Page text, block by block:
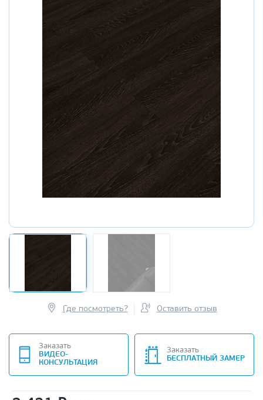
Где посмотреть? Оставить отзыв
Заказать
ВИДЕО-
КОНСУЛЬТАЦИЯ
Заказать
БЕСПЛАТНЫЙ ЗАМЕР